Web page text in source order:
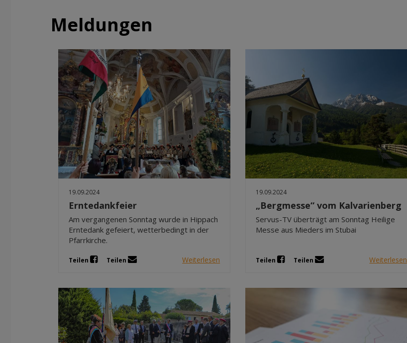
Meldungen
19.09.2024
Erntedankfeier
Am vergangenen Sonntag wurde in Hippach
Erntedank gefeiert, wetterbedingt in der
Pfarrkirche.
Teilen Teilen Weiterlesen
19.09.2024
„Bergmesse“ vom Kalvarienberg
Servus-TV überträgt am Sonntag Heilige
Messe aus Mieders im Stubai
Teilen Teilen Weiterlesen